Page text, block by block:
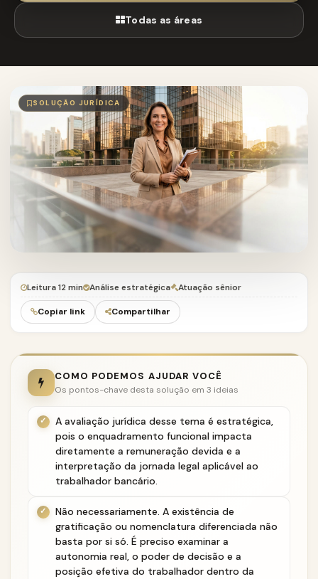
Todas as áreas
SOLUÇÃO JURÍDICA
Leitura 12 min Análise estratégica Atuação sênior
Copiar link Compartilhar
COMO PODEMOS AJUDAR VOCÊ
Os pontos-chave desta solução em 3 ideias
A avaliação jurídica desse tema é estratégica,
pois o enquadramento funcional impacta
diretamente a remuneração devida e a
interpretação da jornada legal aplicável ao
trabalhador bancário.
Não necessariamente. A existência de
gratificação ou nomenclatura diferenciada não
basta por si só. É preciso examinar a
autonomia real, o poder de decisão e a
posição efetiva do trabalhador dentro da